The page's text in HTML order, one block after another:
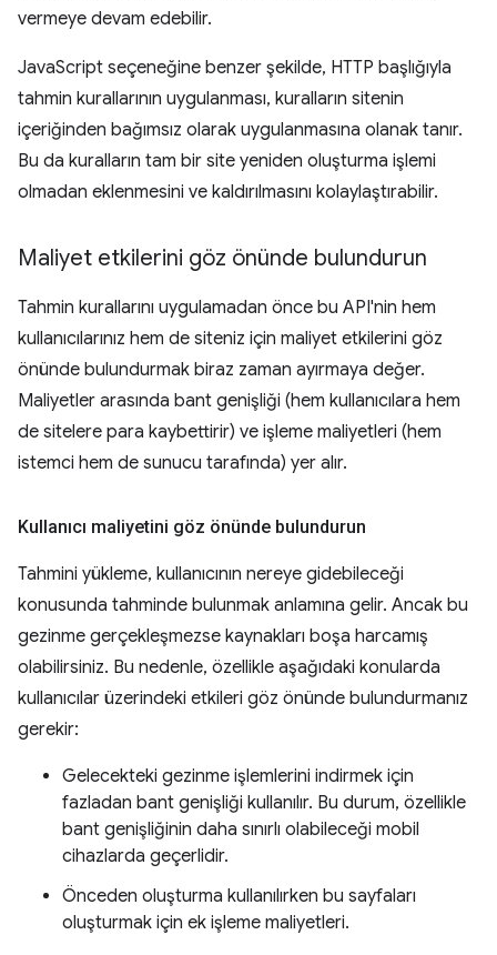
vermeye devam edebilir.
JavaScript seçeneğine benzer şekilde, HTTP başlığıyla
tahmin kurallarının uygulanması, kuralların sitenin
içeriğinden bağımsız olarak uygulanmasına olanak tanır.
Bu da kuralların tam bir site yeniden oluşturma işlemi
olmadan eklenmesini ve kaldırılmasını kolaylaştırabilir.
Maliyet etkilerini göz önünde bulundurun
Tahmin kurallarını uygulamadan önce bu API'nin hem
kullanıcılarınız hem de siteniz için maliyet etkilerini göz
önünde bulundurmak biraz zaman ayırmaya değer.
Maliyetler arasında bant genişliği (hem kullanıcılara hem
de sitelere para kaybettirir) ve işleme maliyetleri (hem
istemci hem de sunucu tarafında) yer alır.
Kullanıcı maliyetini göz önünde bulundurun
Tahmini yükleme, kullanıcının nereye gidebileceği
konusunda tahminde bulunmak anlamına gelir. Ancak bu
gezinme gerçekleşmezse kaynakları boşa harcamış
olabilirsiniz. Bu nedenle, özellikle aşağıdaki konularda
kullanıcılar üzerindeki etkileri göz önünde bulundurmanız
gerekir:
Gelecekteki gezinme işlemlerini indirmek için
fazladan bant genişliği kullanılır. Bu durum, özellikle
bant genişliğinin daha sınırlı olabileceği mobil
cihazlarda geçerlidir.
Önceden oluşturma kullanılırken bu sayfaları
oluşturmak için ek işleme maliyetleri.